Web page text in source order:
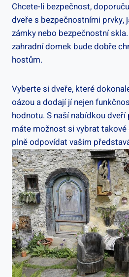
Chcete-li bezpečnost,
dveře s bezpečnostními prvky,
zámky nebo bezpečnostní
zahradní domek bude dobře
hostům.
Vyberte si dveře, které
oázou a dodají jí nejen
hodnotu. S naší nabídkou
máte možnost si vybrat
plně odpovídat vašim